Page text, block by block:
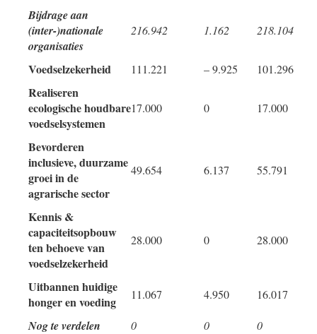
Bijdrage aan
(inter-)nationale
organisaties
216.942 1.162 218.104
Voedselzekerheid 111.221 – 9.925 101.296
Realiseren
ecologische houdbare
voedselsystemen
17.000 0 17.000
Bevorderen
inclusieve, duurzame
groei in de
agrarische sector
49.654 6.137 55.791
Kennis &
capaciteitsopbouw
ten behoeve van
voedselzekerheid
28.000 0 28.000
Uitbannen huidige
honger en voeding
11.067 4.950 16.017
Nog te verdelen 0 0 0